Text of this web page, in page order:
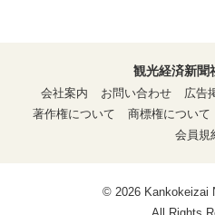
観光経済新聞
会社案内
お問い合わせ 広告
著作権について
商標権について
会員規
© 2026 Kankokeizai